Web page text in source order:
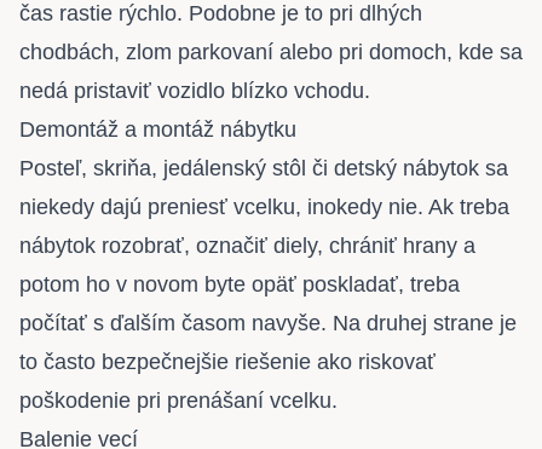
čas rastie rýchlo. Podobne je to pri dlhých
chodbách, zlom parkovaní alebo pri domoch, kde sa
nedá pristaviť vozidlo blízko vchodu.
Demontáž a montáž nábytku
Posteľ, skriňa, jedálenský stôl či detský nábytok sa
niekedy dajú preniesť vcelku, inokedy nie. Ak treba
nábytok rozobrať, označiť diely, chrániť hrany a
potom ho v novom byte opäť poskladať, treba
počítať s ďalším časom navyše. Na druhej strane je
to často bezpečnejšie riešenie ako riskovať
poškodenie pri prenášaní vcelku.
Balenie vecí